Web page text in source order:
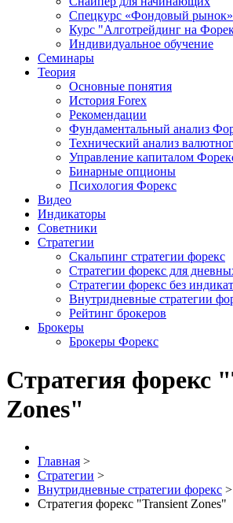
Спецкурс «Фондовый рынок»
Курс "Алготрейдинг на
Индивидуальное обучение
Семинары
Теория
Основные понятия
История Forex
Рекомендации
Фундаментальный анализ
Технический анализ
Управление капиталом
Бинарные опционы
Психология Форекс
Видео
Индикаторы
Советники
Стратегии
Скальпинг стратегии форекс
Стратегии форекс для
Стратегии форекс без
Внутридневные стратегии
Рейтинг брокеров
Брокеры
Брокеры Форекс
Стратегия форекс
Zones"
Главная >
Стратегии >
Внутридневные стратегии форекс >
Стратегия форекс "Transient Zones"